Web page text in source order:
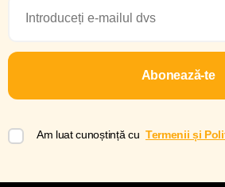
Abonează-te
Am luat cunoștință cu Termenii și